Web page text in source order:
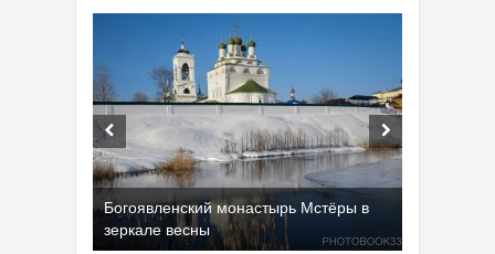
Богоявленский монастырь Мстёры в
зеркале весны
Добрятинский карьер (д. Алферово)